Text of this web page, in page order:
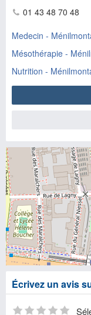
01 43 48 70 48
Medecin -
Mésothérapie -
Nutrition -
Écrivez un avis